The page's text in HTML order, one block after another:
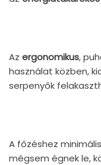
Az ergonomikus,
használat közben,
serpenyők
A főzéshez
mégsem égnek le,